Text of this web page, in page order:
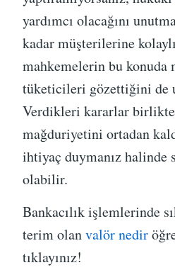
yardımcı olacağını
kadar müşterilerine
mahkemelerin bu konuda
tüketicileri gözettiğini de
Verdikleri kararlar birlikte
mağduriyetini ortadan
ihtiyaç duymanız
olabilir.
Bankacılık işlemlerinde
terim olanvalör nedir
tıklayınız!